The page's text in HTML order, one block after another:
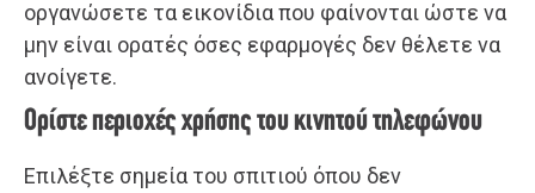
οργανώσετε τα εικονίδια που φαίνονται ώστε να
μην είναι ορατές όσες εφαρμογές δεν θέλετε να
ανοίγετε.
Ορίστε περιοχές χρήσης του κινητού τηλεφώνου
Επιλέξτε σημεία του σπιτιού όπου δεν